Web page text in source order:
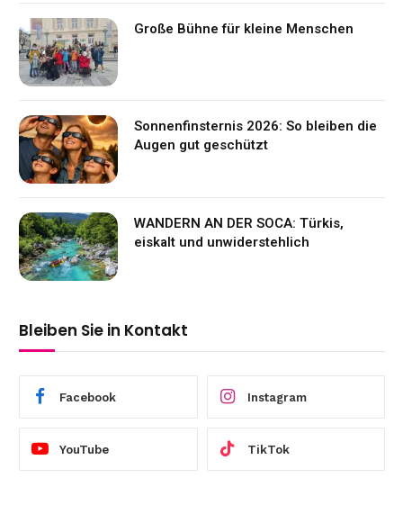
Große Bühne für kleine Menschen
Sonnenfinsternis 2026: So bleiben die
Augen gut geschützt
WANDERN AN DER SOCA: Türkis,
eiskalt und unwiderstehlich
Bleiben Sie in Kontakt
Facebook Instagram
YouTube TikTok